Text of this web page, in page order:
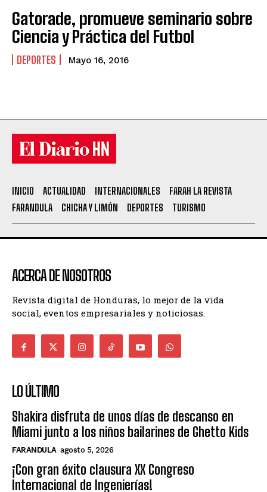
Gatorade, promueve seminario sobre
Ciencia y Práctica del Futbol
DEPORTES Mayo 16, 2016
INICIO ACTUALIDAD INTERNACIONALES
FARAH LA REVISTA
FARANDULA
CHICHA Y LIMÓN DEPORTES TURISMO
ACERCA DE NOSOTROS
Revista digital de Honduras, lo mejor de la vida
social, eventos empresariales y noticiosas.
LO ÚLTIMO
Shakira disfruta de unos días de descanso en
Miami junto a los niños bailarines de Ghetto Kids
FARANDULA agosto 5, 2026
¡Con gran éxito clausura XX Congreso
Internacional de Ingenierías!